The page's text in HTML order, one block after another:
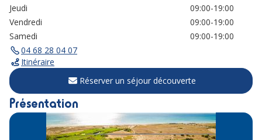
Jeudi
09:00-19:00
Vendredi
09:00-19:00
Samedi
09:00-19:00
04 68 28 04 07
Itinéraire
Réserver un séjour découverte
Présentation